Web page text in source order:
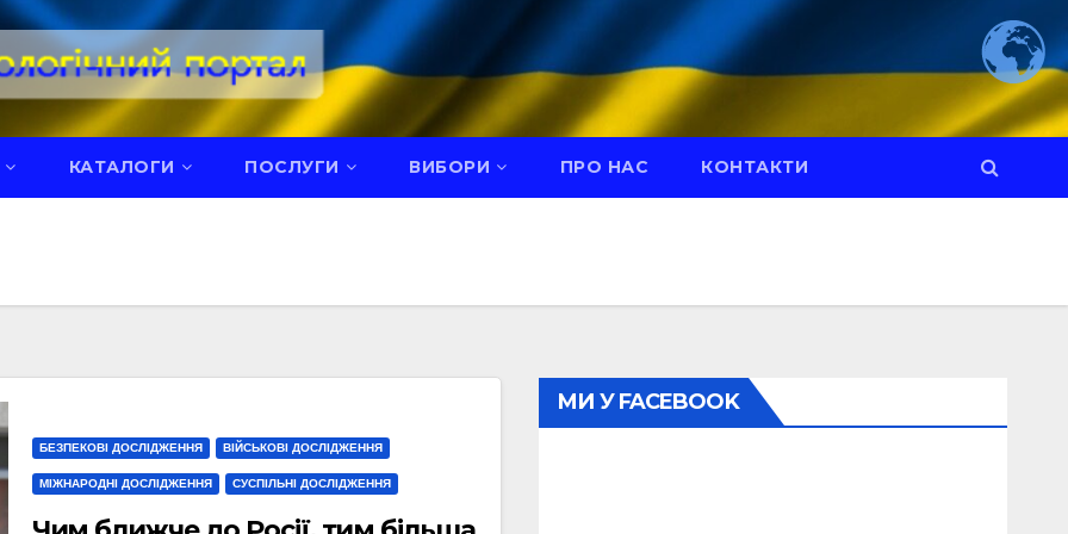
КАТАЛОГИ ПОСЛУГИ ВИБОРИ ПРО НАС КОНТАКТИ
БЕЗПЕКОВІ ДОСЛІДЖЕННЯ ВІЙСЬКОВІ ДОСЛІДЖЕННЯ
МІЖНАРОДНІ ДОСЛІДЖЕННЯ СУСПІЛЬНІ ДОСЛІДЖЕННЯ
МИ У FACEBOOK